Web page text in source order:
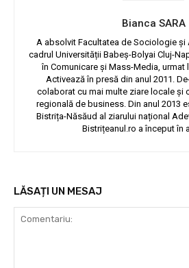
Bianca SARA
A absolvit Facultatea de Sociologie și
cadrul Universității Babeș-Bolyai Cluj-
în Comunicare și Mass-Media, urmat
Activează în presă din anul 2011.
colaborat cu mai multe ziare locale și
regională de business. Din anul 2013
Bistrița-Năsăud al ziarului național
Bistrițeanul.ro a început în
LĂSAȚI UN MESAJ